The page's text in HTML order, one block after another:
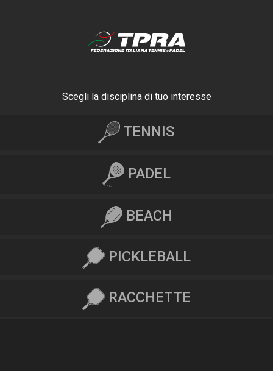
Scegli la disciplina di tuo interesse
TENNIS
PADEL
BEACH
PICKLEBALL
RACCHETTE